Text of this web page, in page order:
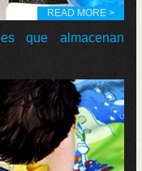
READ MORE >
que almacenan